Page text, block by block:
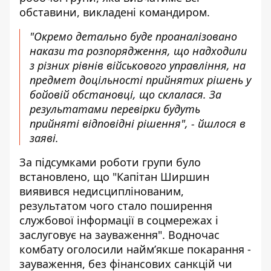
обставини, викладені командиром.
"Окремо детально буде проаналізовано
накази та розпорядження, що надходили
з різних рівнів військового управління, на
предмет доцільності прийнятих рішень у
бойовій обстановці, що склалася. За
результатами перевірки будуть
прийняті відповідні рішення", - йшлося в
заяві.
За підсумками роботи групи було
встановлено, що "Капітан Ширшин
виявився недисциплінованим,
результатом чого стало поширення
службової інформації в соцмережах і
заслуговує на зауваження". Водночас
комбату оголосили найм’якше покарання -
зауваження, без фінансових санкцій чи